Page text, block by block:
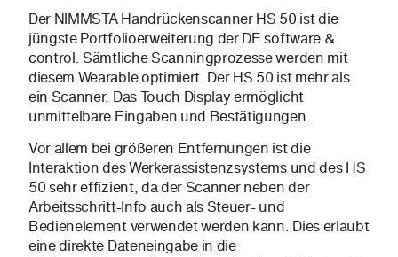
Der NIMMSTA Handrückenscanner HS 50 ist die
jüngste Portfolioerweiterung der DE software &
control. Sämtliche Scanningprozesse werden mit
diesem Wearable optimiert. Der HS 50 ist mehr als
ein Scanner. Das Touch Display ermöglicht
unmittelbare Eingaben und Bestätigungen.
Vor allem bei größeren Entfernungen ist die
Interaktion des Werkerassistenzsystems und des HS
50 sehr effizient, da der Scanner neben der
Arbeitsschritt-Info auch als Steuer- und
Bedienelement verwendet werden kann. Dies erlaubt
eine direkte Dateneingabe in die